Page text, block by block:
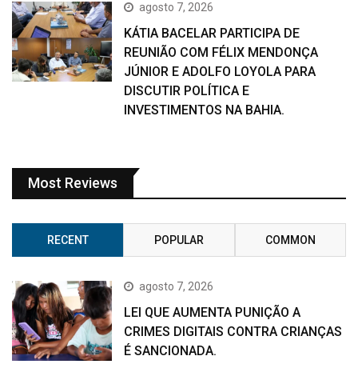
agosto 7, 2026
KÁTIA BACELAR PARTICIPA DE
REUNIÃO COM FÉLIX MENDONÇA
JÚNIOR E ADOLFO LOYOLA PARA
DISCUTIR POLÍTICA E
INVESTIMENTOS NA BAHIA.
Most Reviews
RECENT POPULAR COMMON
agosto 7, 2026
LEI QUE AUMENTA PUNIÇÃO A
CRIMES DIGITAIS CONTRA CRIANÇAS
É SANCIONADA.